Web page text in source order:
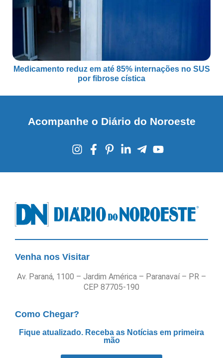
Medicamento reduz em até 85% internações no SUS
por fibrose cística
Acompanhe o Diário do Noroeste
Venha nos Visitar
Av. Paraná, 1100 – Jardim América – Paranavaí – PR –
CEP 87705-190
Como Chegar?
Fique atualizado. Receba as Notícias em primeira
mão